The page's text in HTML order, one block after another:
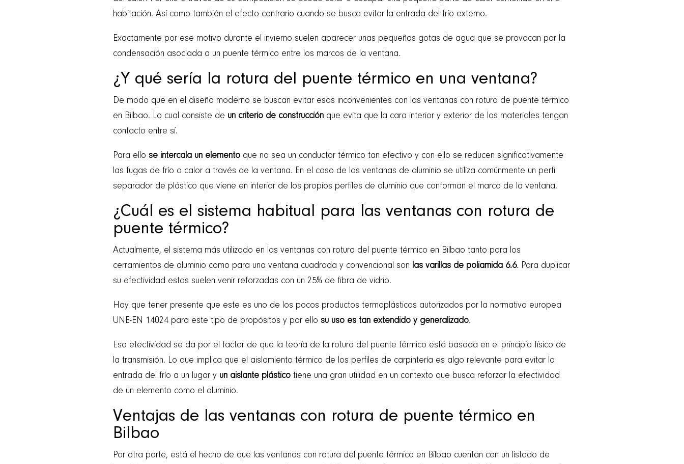
habitación. Así como también el efecto contrario cuando se busca evitar la entrada del frío externo.
Exactamente por ese motivo durante el invierno suelen aparecer unas pequeñas gotas de agua que se provocan por la
condensación asociada a un puente térmico entre los marcos de la ventana.
¿Y qué sería la rotura del puente térmico en una ventana?
De modo que en el diseño moderno se buscan evitar esos inconvenientes con las ventanas con rotura de puente térmico
en Bilbao. Lo cual consiste de un criterio de construcción que evita que la cara interior y exterior de los materiales tengan
contacto entre sí.
Para ello se intercala un elemento que no sea un conductor térmico tan efectivo y con ello se reducen significativamente
las fugas de frío o calor a través de la ventana. En el caso de las ventanas de aluminio se utiliza comúnmente un perfil
separador de plástico que viene en interior de los propios perfiles de aluminio que conforman el marco de la ventana.
¿Cuál es el sistema habitual para las ventanas con rotura de
puente térmico?
Actualmente, el sistema más utilizado en las ventanas con rotura del puente térmico en Bilbao tanto para los
cerramientos de aluminio como para una ventana cuadrada y convencional son las varillas de poliamida 6.6. Para duplicar
su efectividad estas suelen venir reforzadas con un 25% de fibra de vidrio.
Hay que tener presente que este es uno de los pocos productos termoplásticos autorizados por la normativa europea
UNE-EN 14024 para este tipo de propósitos y por ello su uso es tan extendido y generalizado.
Esa efectividad se da por el factor de que la teoría de la rotura del puente térmico está basada en el principio físico de
la transmisión. Lo que implica que el aislamiento térmico de los perfiles de carpintería es algo relevante para evitar la
entrada del frío a un lugar y un aislante plástico tiene una gran utilidad en un contexto que busca reforzar la efectividad
de un elemento como el aluminio.
Ventajas de las ventanas con rotura de puente térmico en
Bilbao
Por otra parte, está el hecho de que las ventanas con rotura del puente térmico en Bilbao cuentan con un listado de